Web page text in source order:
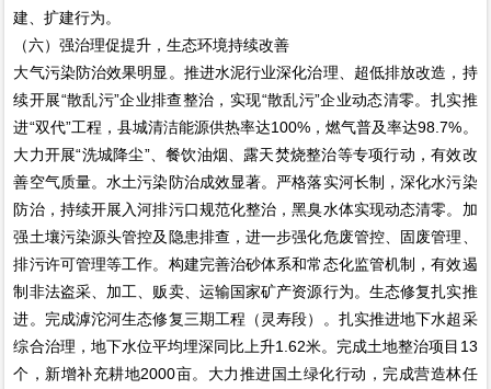
建、扩建行为。
（六）强治理促提升，生态环境持续改善
大气污染防治效果明显。推进水泥行业深化治理、超低排放改造，持
续开展“散乱污”企业排查整治，实现“散乱污”企业动态清零。扎实推
进“双代”工程，县城清洁能源供热率达100%，燃气普及率达98.7%。
大力开展“洗城降尘”、餐饮油烟、露天焚烧整治等专项行动，有效改
善空气质量。水土污染防治成效显著。严格落实河长制，深化水污染
防治，持续开展入河排污口规范化整治，黑臭水体实现动态清零。加
强土壤污染源头管控及隐患排查，进一步强化危废管控、固废管理、
排污许可管理等工作。构建完善治砂体系和常态化监管机制，有效遏
制非法盗采、加工、贩卖、运输国家矿产资源行为。生态修复扎实推
进。完成滹沱河生态修复三期工程（灵寿段）。扎实推进地下水超采
综合治理，地下水位平均埋深同比上升1.62米。完成土地整治项目13
个，新增补充耕地2000亩。大力推进国土绿化行动，完成营造林任